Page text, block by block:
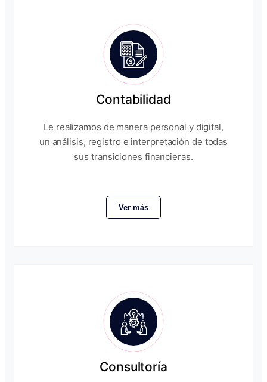
Contabilidad
Le realizamos de manera personal y digital,
un análisis, registro e interpretación de todas
sus transiciones financieras.
Ver más
Consultoría